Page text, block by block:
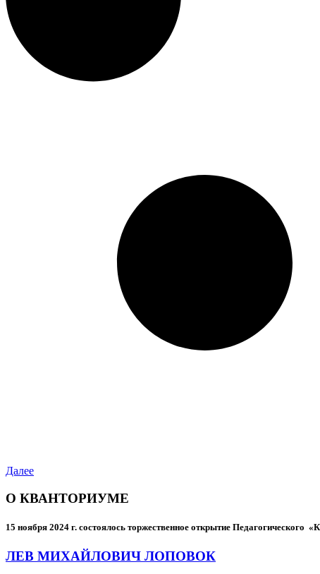
Далее
О КВАНТОРИУМЕ
15 ноября 2024 г. состоялось торжественное открытие
ЛЕВ МИХАЙЛОВИЧ ЛОПОВОК